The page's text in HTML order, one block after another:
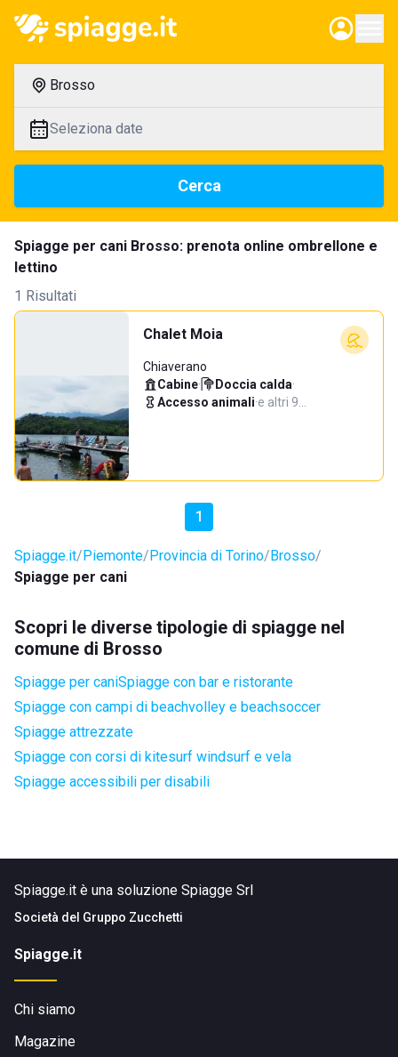
Brosso
Seleziona date
Cerca
Spiagge per cani Brosso: prenota online ombrellone e
lettino
1 Risultati
Chalet Moia
Chiaverano
Cabine· Doccia calda·
Accesso animali·e altri 9…
1
Spiagge.it Piemonte Provincia di Torino Brosso
Spiagge per cani
Scopri le diverse tipologie di spiagge nel
comune di Brosso
Spiagge per caniSpiagge con bar e ristorante
Spiagge con campi di beachvolley e beachsoccer
Spiagge attrezzate
Spiagge con corsi di kitesurf windsurf e vela
Spiagge accessibili per disabili
Spiagge.it è una soluzione Spiagge Srl
Società del Gruppo Zucchetti
Spiagge.it
Chi siamo
Magazine